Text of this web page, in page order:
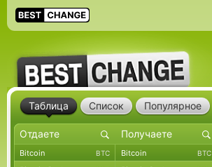
Таблица Список Популярное
Bitcoin BTC Bitcoin BTC